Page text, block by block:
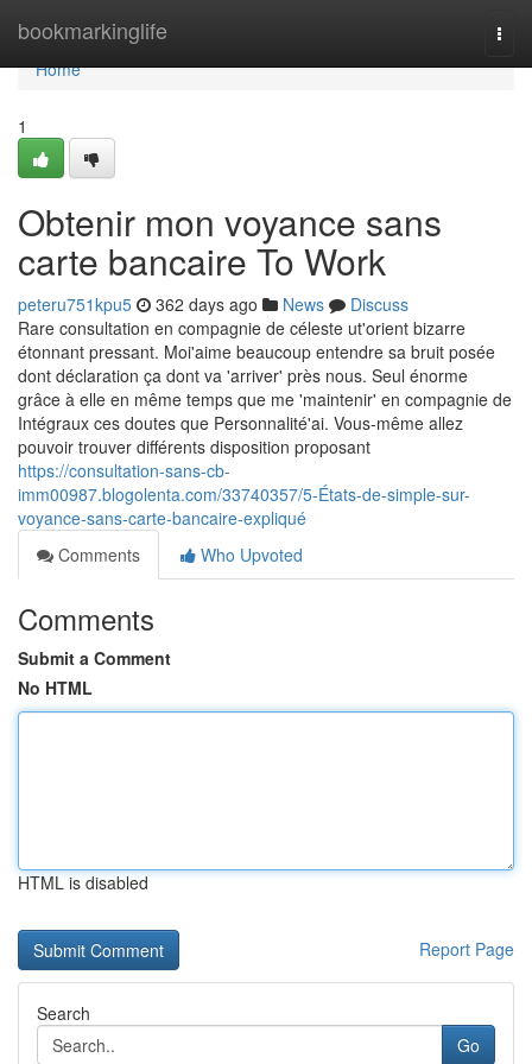
bookmarkinglife
Home
Home
1
Obtenir mon voyance sans
carte bancaire To Work
peteru751kpu5 362 days ago News
Discuss
Rare consultation en compagnie de céleste ut'orient bizarre
étonnant pressant. Moi'aime beaucoup entendre sa bruit posée
dont déclaration ça dont va 'arriver' près nous. Seul énorme
grâce à elle en même temps que me 'maintenir' en compagnie de
Intégraux ces doutes que Personnalité'ai. Vous-même allez
pouvoir trouver différents disposition proposant
https://consultation-sans-cb-
imm00987.blogolenta.com/33740357/5-États-de-simple-sur-
voyance-sans-carte-bancaire-expliqué
Comments
Who Upvoted
Comments
Submit a Comment
No HTML
HTML is disabled
Report Page
Search
Go